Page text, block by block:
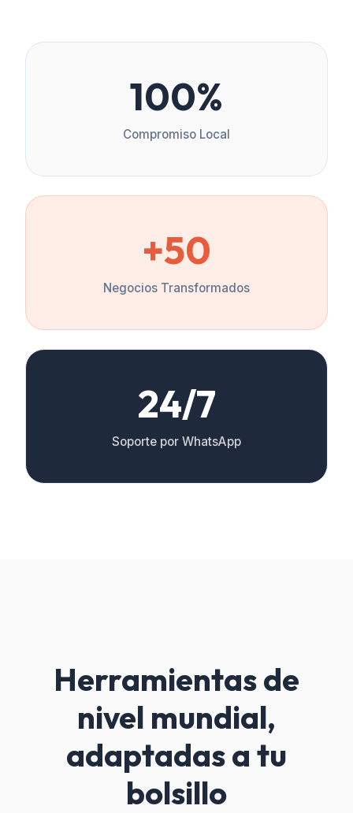
100%
Compromiso Local
+50
Negocios Transformados
24/7
Soporte por WhatsApp
Herramientas de
nivel mundial,
adaptadas a tu
bolsillo